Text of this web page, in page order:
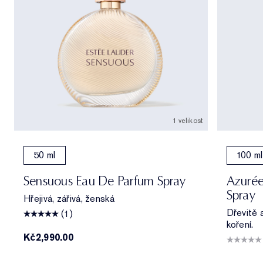
1 velikost
50 ml
Sensuous Eau De Parfum Spray
Hřejivá, zářivá, ženská
(1)
Kč2,990.00
100 ml
Spray
Dřevitě
koření.